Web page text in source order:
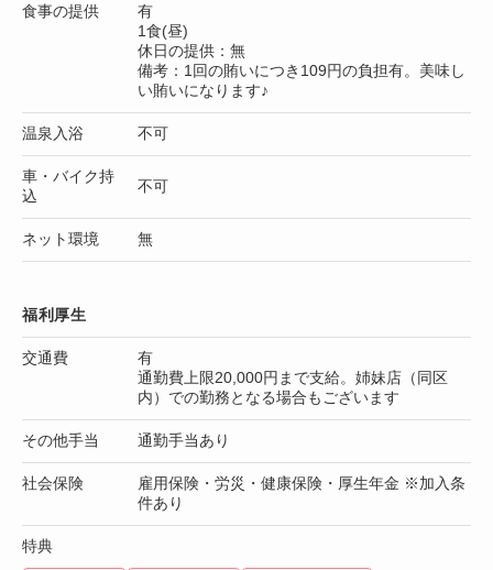
食事の提供
有
1食(昼)
休日の提供：無
備考：1回の賄いにつき109円の負担有。美味し
い賄いになります♪
温泉入浴 不可
車・バイク持
込
不可
ネット環境 無
福利厚生
交通費
有
通勤費上限20,000円まで支給。姉妹店（同区
内）での勤務となる場合もございます
その他手当 通勤手当あり
社会保険
雇用保険・労災・健康保険・厚生年金 ※加入条
件あり
特典